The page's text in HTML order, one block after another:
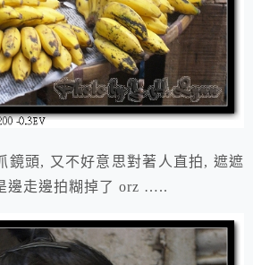
鏡頭, 又不好意思對著人直拍, 遮遮
邊走邊拍糊掉了 orz …..